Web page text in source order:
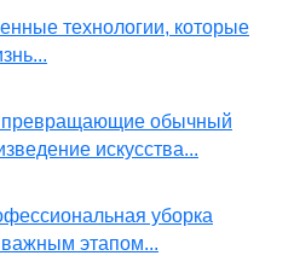
технологии, которые
обычный
искусства...
уборка
этапом...